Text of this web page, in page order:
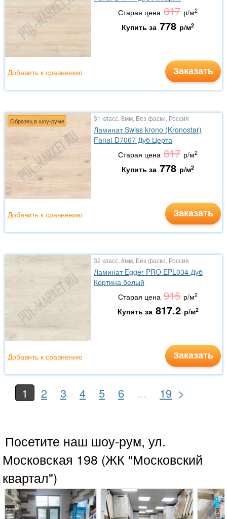
Старая цена 817 р/м2
Купить за 778 р/м2
Заказать
Добавить к сравнению
Образец в шоу-руме 31 класс, 8мм, Без фаски, Россия
Ламинат Swiss krono (Kronostar)
Fanat D7067 Дуб Церта
Старая цена 817 р/м2
Купить за 778 р/м2
Заказать
Добавить к сравнению
32 класс, 8мм, Без фаски, Россия
Ламинат Egger PRO EPL034 Дуб
Кортина белый
Старая цена 915 р/м2
Купить за 817.2 р/м2
Заказать
Добавить к сравнению
1 2 3 4 5 6 ... 19 >
Посетите наш шоу-рум, ул.
Московская 198 (ЖК "Московский
квартал")